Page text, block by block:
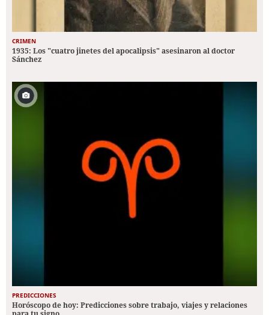
CRIMEN
1935: Los "cuatro jinetes del apocalipsis" asesinaron al doctor
Sánchez
PREDICCIONES
Horóscopo de hoy: Predicciones sobre trabajo, viajes y relaciones